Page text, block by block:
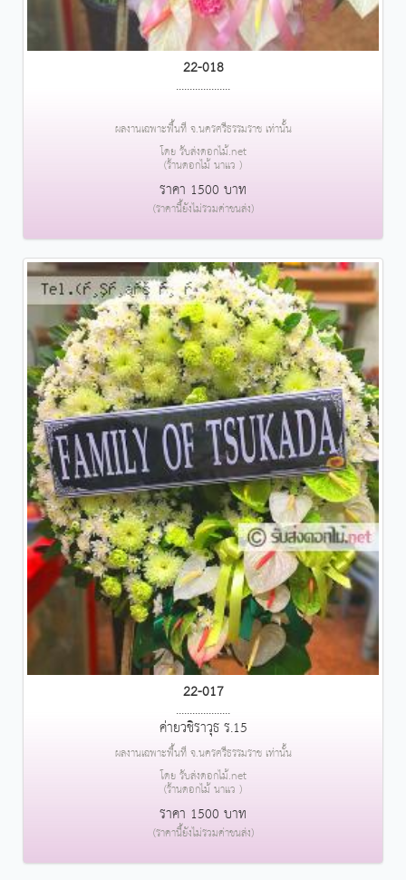
22-018
....................
ผลงานเฉพาะพื้นที่ จ.นครศรีธรรมราช เท่านั้น
โดย รับส่งดอกไม้.net
(ร้านดอกไม้ นาแว )
ราคา 1500 บาท
(ราคานี้ยังไม่รวมค่าขนส่ง)
22-017
....................
ค่ายวชิราวุธ ร.15
ผลงานเฉพาะพื้นที่ จ.นครศรีธรรมราช เท่านั้น
โดย รับส่งดอกไม้.net
(ร้านดอกไม้ นาแว )
ราคา 1500 บาท
(ราคานี้ยังไม่รวมค่าขนส่ง)